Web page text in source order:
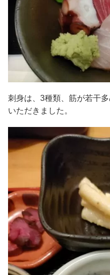
刺身は、3種類、筋が若干
いただきました。